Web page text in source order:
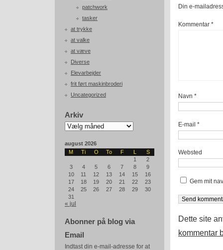
patchwork
tasker
at trykke
at valke
at væve
Diverse
Elevarbejder
frit ført maskinbroderi
Uncategorized
Arkiv
Arkiv
august 2026
M
Ti O To F L
S
1
2
3
4 5 6 7 8
9
10
11 12 13 14 15
16
17
18 19 20 21 22
23
24
25 26 27 28 29
30
31
« jul
Abonner på blog via
Email
Indtast din e-mail-adresse for at
Din e-
Kommentar *
Navn *
E-mail *
Websted
Gem mit
Dette site
kommentar